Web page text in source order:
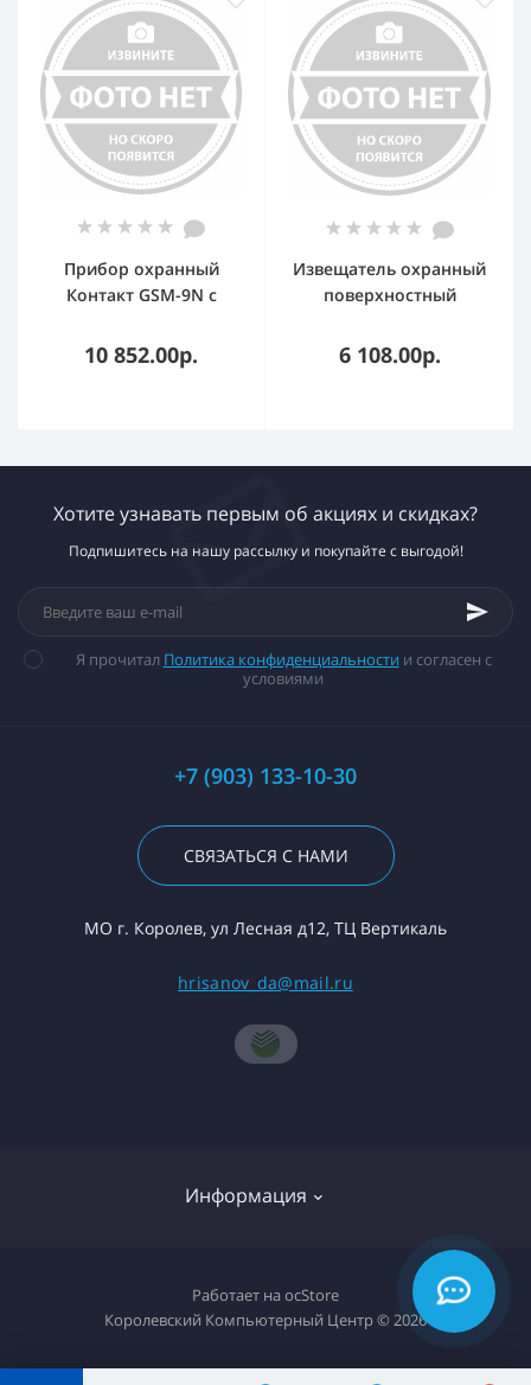
Прибор охранный
Контакт GSM-9N с
антенной
10 852.00р.
Извещатель охранный
поверхностный
радиоканальный RGD1
6 108.00р.
Хотите узнавать первым об акциях и скидках?
Подпишитесь на нашу рассылку и покупайте с выгодой!
Я прочитал Политика конфиденциальности и согласен с
условиями
+7 (903) 133-10-30
СВЯЗАТЬСЯ С НАМИ
МО г. Королев, ул Лесная д12, ТЦ Вертикаль
hrisanov_da@mail.ru
Информация
О компании
Доставка товара
Политика конфиденциальности
Работает на ocStore
Королевский Компьютерный Центр © 2026